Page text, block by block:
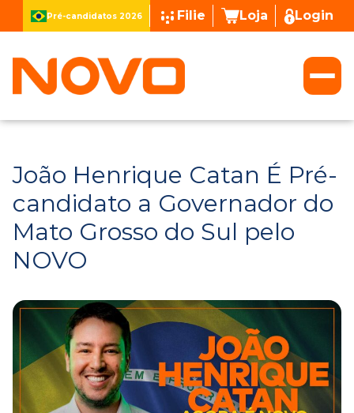
Pré-candidatos 2026 Filie Loja Login
João Henrique Catan É Pré-
candidato a Governador do
Mato Grosso do Sul pelo
NOVO